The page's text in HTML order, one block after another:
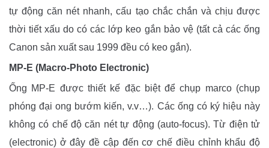
tự động căn nét nhanh, cấu tạo chắc chắn và chịu được
thời tiết xấu do có các lớp keo gắn bảo vệ (tất cả các ống
Canon sản xuất sau 1999 đều có keo gắn).
MP-E (Macro-Photo Electronic)
Ống MP-E được thiết kế đặc biệt để chụp marco (chụp
phóng đại ong bướm kiến, v.v…). Các ống có ký hiệu này
không có chế độ căn nét tự động (auto-focus). Từ điện tử
(electronic) ở đây đề cập đến cơ chế điều chỉnh khẩu độ